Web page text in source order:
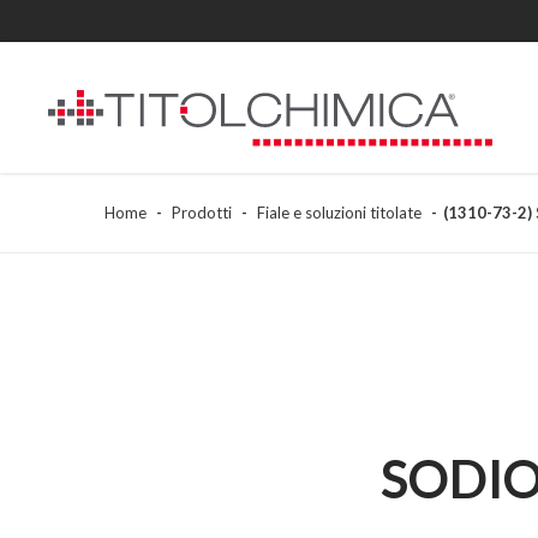
Home Prodotti Fiale e soluzioni titolate (1310-73-2)